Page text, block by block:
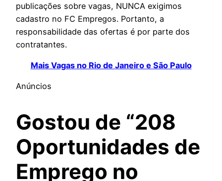
publicações sobre vagas, NUNCA exigimos
cadastro no FC Empregos. Portanto, a
responsabilidade das ofertas é por parte dos
contratantes.
Mais Vagas no Rio de Janeiro e São Paulo
Anúncios
Gostou de “208
Oportunidades de
Emprego no